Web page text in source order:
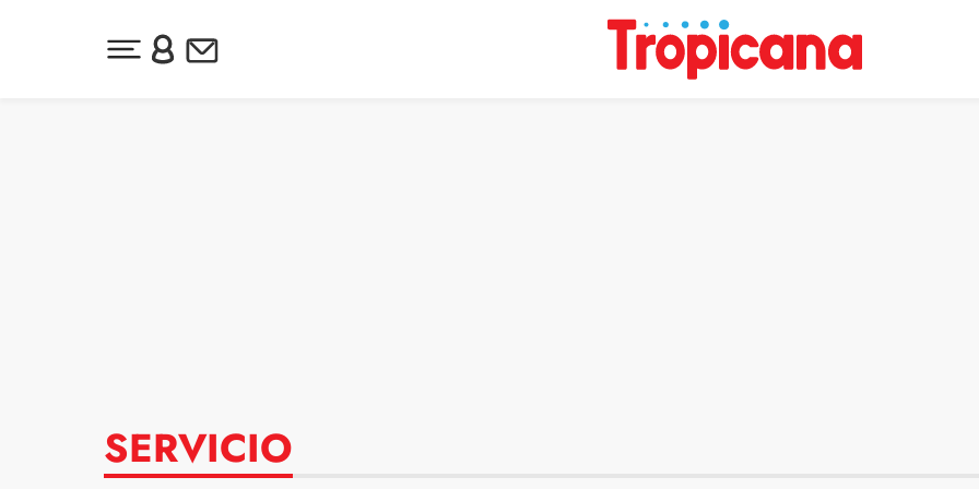
Desplegar menú principal
Inicia sesión o regístrate
Newsletter
SERVICIO